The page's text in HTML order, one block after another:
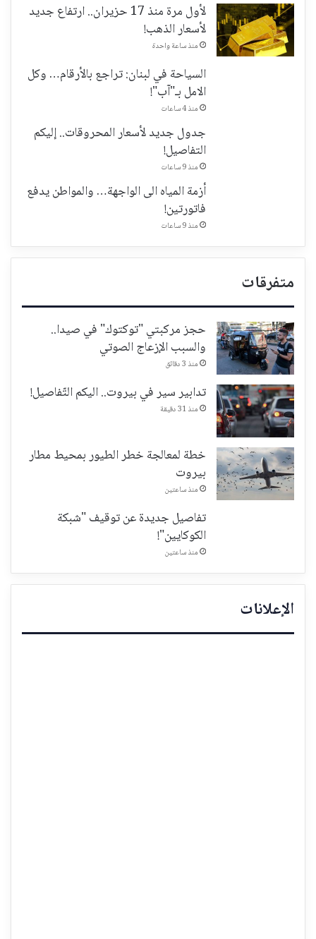
لأول مرة منذ 17 حزيران.. ارتفاع جديد
لأسعار الذهب!
منذ ساعة واحدة
السياحة في لبنان: تراجع بالأرقام… وكل
الامل بـ"آب"!
منذ 4 ساعات
جدول جديد لأسعار المحروقات.. إليكم
التفاصيل!
منذ 9 ساعات
أزمة المياه الى الواجهة… والمواطن يدفع
فاتورتين!
منذ 9 ساعات
متفرقات
حجز مركبتي "توكتوك" في صيدا..
والسبب الإزعاج الصوتي
منذ 3 دقائق
تدابير سير في بيروت.. اليكم التّفاصيل!
منذ 31 دقيقة
خطة لمعالجة خطر الطيور بمحيط مطار
بيروت
منذ ساعتين
تفاصيل جديدة عن توقيف "شبكة
الكوكايين"!
منذ ساعتين
الإعلانات